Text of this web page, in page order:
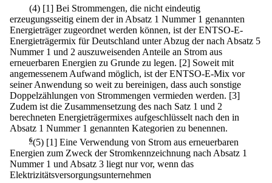
(4) [1] Bei Strommengen, die nicht eindeutig
erzeugungsseitig einem der in Absatz 1 Nummer 1 genannten
Energieträger zugeordnet werden können, ist der ENTSO-E-
Energieträgermix für Deutschland unter Abzug der nach Absatz 5
Nummer 1 und 2 auszuweisenden Anteile an Strom aus
erneuerbaren Energien zu Grunde zu legen. [2] Soweit mit
angemessenem Aufwand möglich, ist der ENTSO-E-Mix vor
seiner Anwendung so weit zu bereinigen, dass auch sonstige
Doppelzählungen von Strommengen vermieden werden. [3]
Zudem ist die Zusammensetzung des nach Satz 1 und 2
berechneten Energieträgermixes aufgeschlüsselt nach den in
Absatz 1 Nummer 1 genannten Kategorien zu benennen.
6(5) [1] Eine Verwendung von Strom aus erneuerbaren
Energien zum Zweck der Stromkennzeichnung nach Absatz 1
Nummer 1 und Absatz 3 liegt nur vor, wenn das
Elektrizitätsversorgungsunternehmen